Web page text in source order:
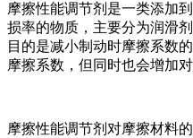
摩擦性能调节剂是一类添加
损率的物质，主要分为润滑
目的是减小制动时摩擦系数
摩擦系数，但同时也会增加对
摩擦性能调节剂对摩擦材料